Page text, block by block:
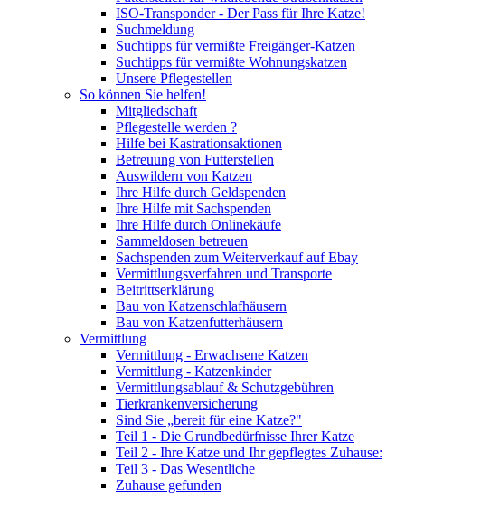
ISO-Transponder - Der Pass für Ihre Katze!
Suchmeldung
Suchtipps für vermißte Freigänger-Katzen
Suchtipps für vermißte Wohnungskatzen
Unsere Pflegestellen
So können Sie helfen!
Mitgliedschaft
Pflegestelle werden ?
Hilfe bei Kastrationsaktionen
Betreuung von Futterstellen
Auswildern von Katzen
Ihre Hilfe durch Geldspenden
Ihre Hilfe mit Sachspenden
Ihre Hilfe durch Onlinekäufe
Sammeldosen betreuen
Sachspenden zum Weiterverkauf auf Ebay
Vermittlungsverfahren und Transporte
Beitrittserklärung
Bau von Katzenschlafhäusern
Bau von Katzenfutterhäusern
Vermittlung
Vermittlung - Erwachsene Katzen
Vermittlung - Katzenkinder
Vermittlungsablauf & Schutzgebühren
Tierkrankenversicherung
Sind Sie „bereit für eine Katze?"
Teil 1 - Die Grundbedürfnisse Ihrer Katze
Teil 2 - Ihre Katze und Ihr gepflegtes Zuhause:
Teil 3 - Das Wesentliche
Zuhause gefunden